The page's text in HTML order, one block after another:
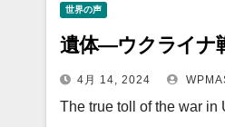
世界の声
遺体―ウクライナ
4月 14, 2024
The true toll of the war in